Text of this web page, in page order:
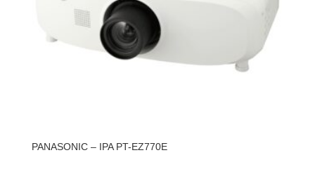
PANASONIC – IPA PT-EZ770E